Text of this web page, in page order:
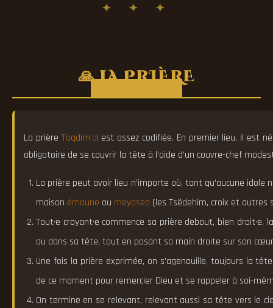
✦ ✦ ✦
🙏 LA PRIÈRE
La prière Taqdim'al est assez codifiée. En premier lieu, il est
obligatoire de se couvrir la tête à l'aide d'un couvre-chef
La prière peut avoir lieu n'importe où, tant qu'aucune idole
maison émoune ou meyased (les Tsëdehim, croix et
Tout·e croyant·e commence sa prière debout, bien
ou dans sa tête, tout en posant sa main droite sur son
Une fois la prière exprimée, on s'agenouille, toujours la
de ce moment pour remercier Dieu et se rappeler à soi-
On termine en se relevant, relevant aussi sa tête vers le